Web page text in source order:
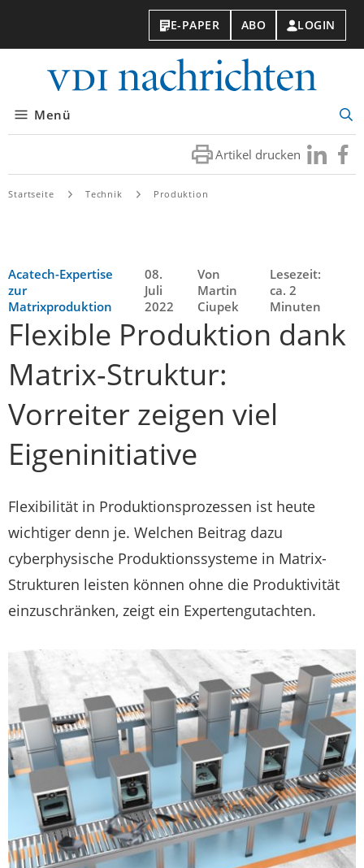
E-PAPER ABO LOGIN
Menü
Artikel drucken Besuchen
Sie
Sie
Startseite Technik Produktion
Acatech-Expertise
zur
Matrixproduktion
08.
Juli
2022
Von
Martin
Ciupek
Lesezeit:
ca. 2
Minuten
Flexible Produktion dank
Matrix-Struktur:
Vorreiter zeigen viel
Eigeninitiative
Flexibilität in Produktionsprozessen ist heute
wichtiger denn je. Welchen Beitrag dazu
cyberphysische Produktionssysteme in Matrix-
Strukturen leisten können ohne die Produktivität
einzuschränken, zeigt ein Expertengutachten.